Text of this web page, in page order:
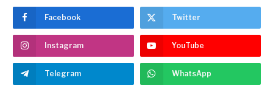
Facebook Twitter
Instagram YouTube
Telegram WhatsApp